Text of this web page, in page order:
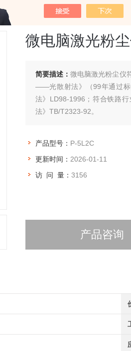
微电脑激光粉
简要描述： 微电脑激光粉尘仪
——光散射法》（99年通过标
法》LD98-1996；符合铁路
法》TB/T2323-92。
产品型号： P-5L2C
更新时间： 2026-01-11
访 问 量： 3156
产品咨询